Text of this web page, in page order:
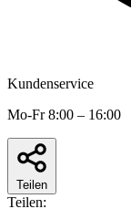
Kundenservice
Mo-Fr 8:00 – 16:00
Teilen
Teilen: